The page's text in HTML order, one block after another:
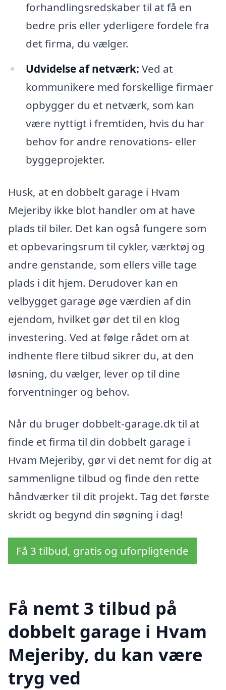
forhandlingsredskaber til at få en
bedre pris eller yderligere fordele fra
det firma, du vælger.
Udvidelse af netværk: Ved at
kommunikere med forskellige firmaer
opbygger du et netværk, som kan
være nyttigt i fremtiden, hvis du har
behov for andre renovations- eller
byggeprojekter.
Husk, at en dobbelt garage i Hvam
Mejeriby ikke blot handler om at have
plads til biler. Det kan også fungere som
et opbevaringsrum til cykler, værktøj og
andre genstande, som ellers ville tage
plads i dit hjem. Derudover kan en
velbygget garage øge værdien af din
ejendom, hvilket gør det til en klog
investering. Ved at følge rådet om at
indhente flere tilbud sikrer du, at den
løsning, du vælger, lever op til dine
forventninger og behov.
Når du bruger dobbelt-garage.dk til at
finde et firma til din dobbelt garage i
Hvam Mejeriby, gør vi det nemt for dig at
sammenligne tilbud og finde den rette
håndværker til dit projekt. Tag det første
skridt og begynd din søgning i dag!
Få 3 tilbud, gratis og uforpligtende
Få nemt 3 tilbud på
dobbelt garage i Hvam
Mejeriby, du kan være
tryg ved